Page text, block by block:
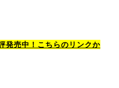
発売中！こちらのリンクか